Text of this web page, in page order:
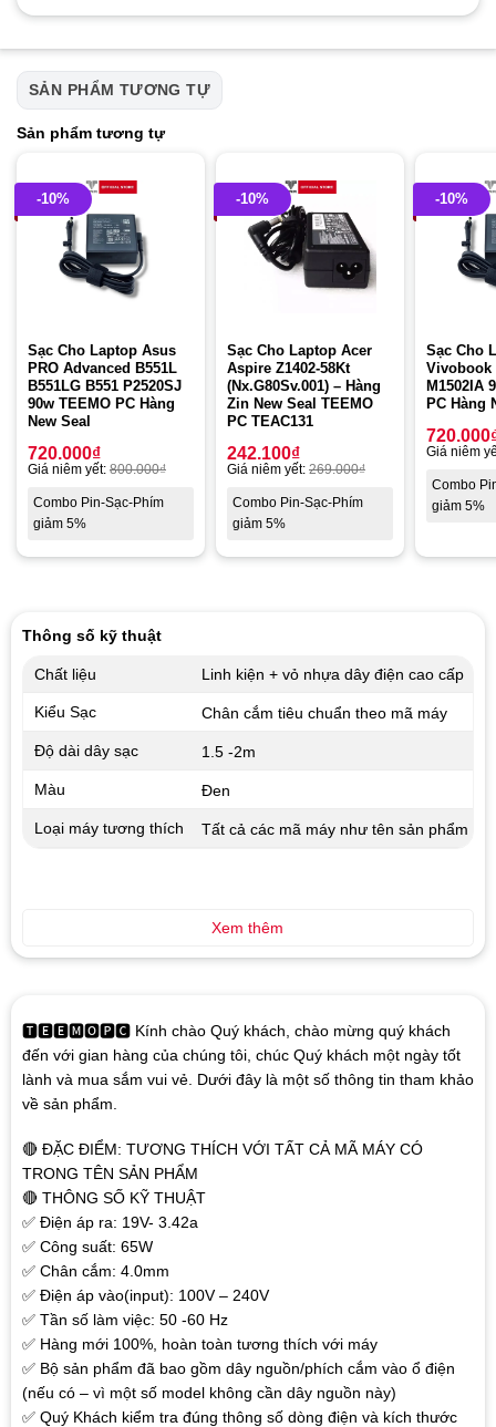
SẢN PHẨM TƯƠNG TỰ
Sản phẩm tương tự
-10%
Sạc Cho Laptop Asus
PRO Advanced B551L
B551LG B551 P2520SJ
90w TEEMO PC Hàng
New Seal
720.000₫
Giá niêm yết: 800.000₫
Combo Pin-Sạc-Phím
giảm 5%
-10%
Sạc Cho Laptop Acer
Aspire Z1402-58Kt
(Nx.G80Sv.001) – Hàng
Zin New Seal TEEMO
PC TEAC131
242.100₫
Giá niêm yết: 269.000₫
Combo Pin-Sạc-Phím
giảm 5%
-10%
Sạc Cho
Vivobook
M1502IA
PC Hàng
720.000
Giá niêm
Combo
giảm 5%
🆃🅴🅴🅼🅾🅿🅲 Kính chào Quý khách, chào mừng quý khách
đến với gian hàng của chúng tôi, chúc Quý khách một ngày tốt
lành và mua sắm vui vẻ. Dưới đây là một số thông tin tham khảo
về sản phẩm.
🔴 ĐẶC ĐIỂM: TƯƠNG THÍCH VỚI TẤT CẢ MÃ MÁY CÓ
TRONG TÊN SẢN PHẨM
🔴 THÔNG SỐ KỸ THUẬT
✅ Điện áp ra: 19V- 3.42a
✅ Công suất: 65W
✅ Chân cắm: 4.0mm
✅ Điện áp vào(input): 100V – 240V
✅ Tần số làm việc: 50 -60 Hz
✅ Hàng mới 100%, hoàn toàn tương thích với máy
✅ Bộ sản phẩm đã bao gồm dây nguồn/phích cắm vào ổ điện
(nếu có – vì một số model không cần dây nguồn này)
✅ Quý Khách kiểm tra đúng thông số dòng điện và kích thước
Thông số kỹ thuật
Chất liệu Linh kiện + vỏ nhựa dây điện cao cấp
Kiểu Sạc Chân cắm tiêu chuẩn theo mã máy
Độ dài dây sạc 1.5 -2m
Màu Đen
Loại máy tương thích Tất cả các mã máy như tên sản phẩm
Xem thêm